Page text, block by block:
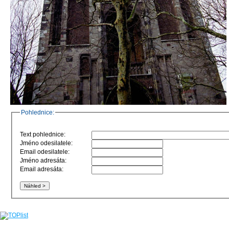
Pohlednice:
Text pohlednice:
Jméno odesilatele:
Email odesilatele:
Jméno adresáta:
Email adresáta: